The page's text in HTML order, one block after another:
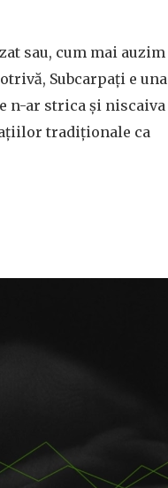
sau, cum mai auzim
Subcarpați e una
n-ar strica și niscaiva
tradiționale ca